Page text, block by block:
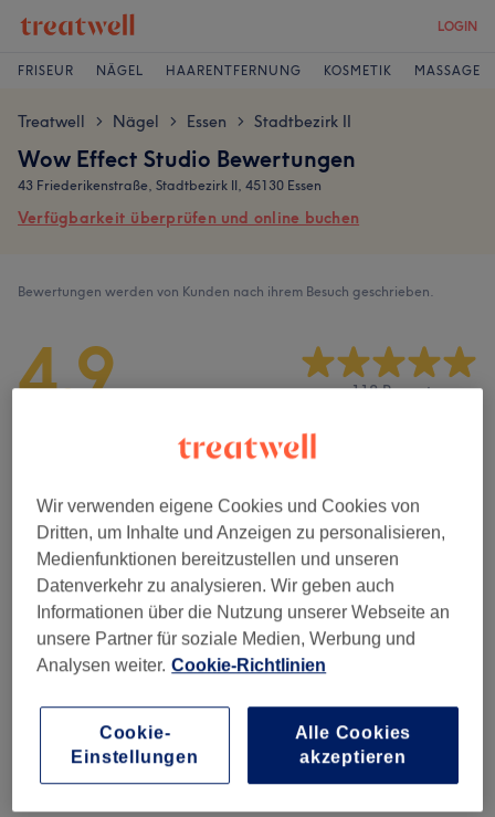
LOGIN
FRISEUR NÄGEL HAARENTFERNUNG KOSMETIK MASSAGE
Treatwell > Nägel > Essen > Stadtbezirk II
Wow Effect Studio Bewertungen
43 Friederikenstraße, Stadtbezirk II, 45130 Essen
Verfügbarkeit überprüfen und online buchen
Bewertungen werden von Kunden nach ihrem Besuch geschrieben.
4,9 118 Bewertungen
Sauberkeit
Service
Bewertungen filtern
Behandlung Alle Bewertungen
Bewertung Nach Sternen filtern
Wir verwenden eigene Cookies und Cookies von
Dritten, um Inhalte und Anzeigen zu personalisieren,
Medienfunktionen bereitzustellen und unseren
Datenverkehr zu analysieren. Wir geben auch
Informationen über die Nutzung unserer Webseite an
unsere Partner für soziale Medien, Werbung und
Analysen weiter. Cookie-Richtlinien
Cookie-
Einstellungen
Alle Cookies
akzeptieren